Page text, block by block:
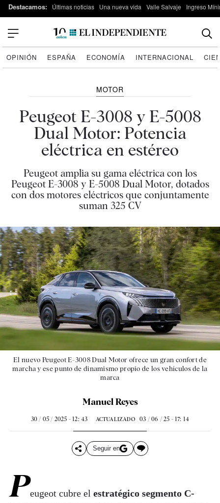
Destacamos: Últimas noticias Una nueva vida Valle Salvaje Ingreso
OPINIÓN ESPAÑA ECONOMÍA INTERNACIONAL
MOTOR
Peugeot E-3008 y E-5008
Dual Motor: Potencia
eléctrica en estéreo
Peugeot amplia su gama eléctrica con los
Peugeot E-3008 y E-5008 Dual Motor, dotados
con dos motores eléctricos que conjuntamente
suman 325 CV
El nuevo Peugeot E-3008 Dual Motor ofrece un gran confort de
marcha y ese punto de dinamismo propio de los vehículos de la
marca
Manuel Reyes
30 / 05 / 2025 - 12: 43 ACTUALIZADO 03 / 06 / 25 - 17: 14
Seguir en
Peugeot cubre el estratégico segmento C-